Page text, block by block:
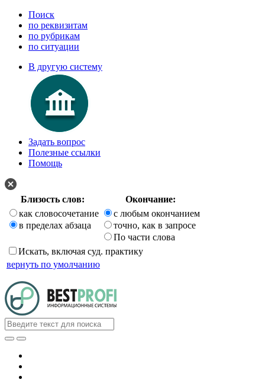
Поиск
по реквизитам
по рубрикам
по ситуации
В другую систему
Задать вопрос
Полезные ссылки
Помощь
Близость слов:
Окончание:
как словосочетание
в пределах абзаца
с любым окончанием
точно, как в запросе
По части слова
Искать, включая суд. практику
вернуть по умолчанию